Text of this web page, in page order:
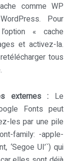
comme WP
Pour
« cache
et activez-la.
tous
externes : Le
Fonts peut
les par une pile
family: -apple-
‘Segoe UI’`) qui